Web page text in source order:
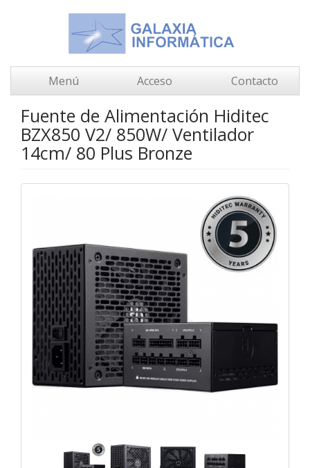
Menú Acceso Contacto
Fuente de Alimentación Hiditec
BZX850 V2/ 850W/ Ventilador
14cm/ 80 Plus Bronze